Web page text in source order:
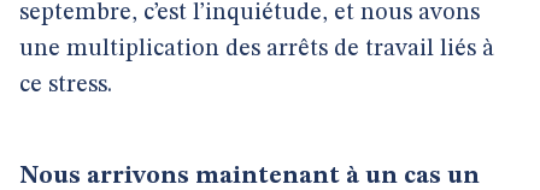
septembre, c’est l’inquiétude, et nous avons
une multiplication des arrêts de travail liés à
ce stress.
Nous arrivons maintenant à un cas un